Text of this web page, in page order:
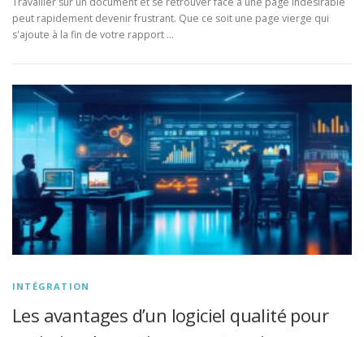
peut rapidement devenir frustrant. Que ce soit une page vierge qui
s'ajoute à la fin de votre rapport …
INTÉGRATION
Les avantages d’un logiciel qualité pour